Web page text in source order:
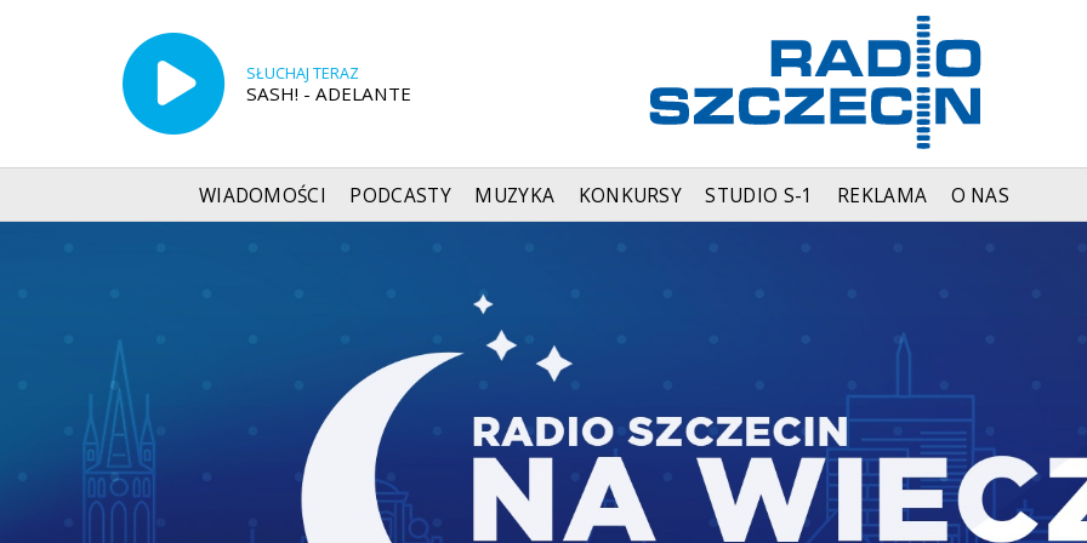
SŁUCHAJ TERAZ
SASH! - ADELANTE
WIADOMOŚCI PODCASTY MUZYKA KONKURSY STUDIO S-1 REKLAMA O NAS